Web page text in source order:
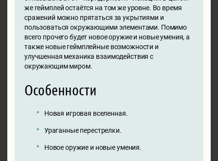
же геймплей остаётся на том же уровне. Во время
сражений можно прятаться за укрытиями и
пользоваться окружающими элементами. Помимо
всего прочего будет новое оружие и новые умения, а
также новые геймплейные возможности и
улучшенная механика взаимодействия с
окружающим миром.
Особенности
Новая игровая вселенная.
Ураганные перестрелки.
Новое оружие и новые умения.